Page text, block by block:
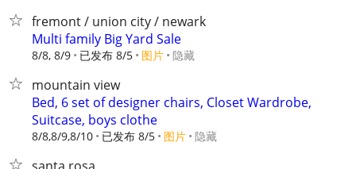
fremont / union city / newark
Multi family Big Yard Sale
8/8, 8/9 已发布 8/5 图片 隐藏
mountain view
Bed, 6 set of designer chairs, Closet Wardrobe,
Suitcase, boys clothe
8/8,8/9,8/10 已发布 8/5 图片 隐藏